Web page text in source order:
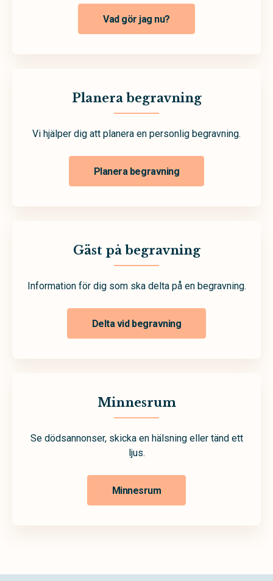
Vad gör jag nu?
Planera begravning
Vi hjälper dig att planera en personlig begravning.
Planera begravning
Gäst på begravning
Information för dig som ska delta på en begravning.
Delta vid begravning
Minnesrum
Se dödsannonser, skicka en hälsning eller tänd ett
ljus.
Minnesrum